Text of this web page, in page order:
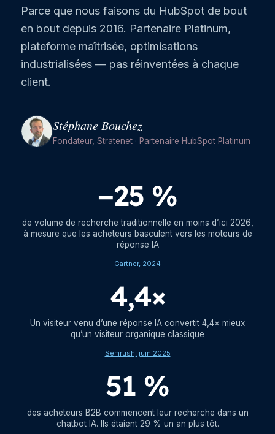
Parce que nous faisons du HubSpot de bout
en bout depuis 2016. Partenaire Platinum,
plateforme maîtrisée, optimisations
industrialisées — pas réinventées à chaque
client.
Stéphane Bouchez
Fondateur, Stratenet · Partenaire HubSpot Platinum
−25 %
de volume de recherche traditionnelle en moins d’ici 2026,
à mesure que les acheteurs basculent vers les moteurs de
réponse IA
Gartner, 2024
4,4×
Un visiteur venu d’une réponse IA convertit 4,4× mieux
qu’un visiteur organique classique
Semrush, juin 2025
51 %
des acheteurs B2B commencent leur recherche dans un
chatbot IA. Ils étaient 29 % un an plus tôt.